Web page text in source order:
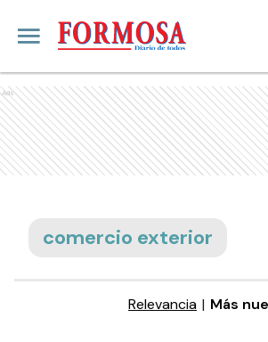
Ads
comercio exterior
Relevancia | Más